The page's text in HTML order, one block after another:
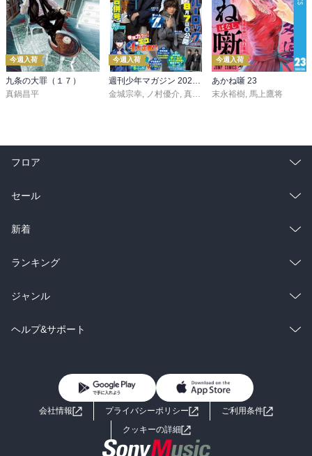
今週入荷
九条の大罪（１７）
真鍋昌平
今週入荷
週刊少年マガジン 2026年36・37号[2026年8月5日発売]
金城宗幸, ノ村優介, 真島ヒロ ,宮島礼吏,新川直司
今週入荷
あかね噺 23
末永裕樹, 馬上鷹将
フロア
総合
ラノベ
雑誌・グラビア
BL・TL
セール
総合
ラノベ
雑誌・グラビア
BL・TL
新着
総合
ラノベ
雑誌・グラビア
ランキング
総合
ラノベ
ジャンル
コミック
ライトノベル 男子向けラノベ
小説
ヘルプ&サポート
よくあるご質問 お問い合わせ
会社情報 プライバシーポリシー
ご利用条件
クッキーの詳細